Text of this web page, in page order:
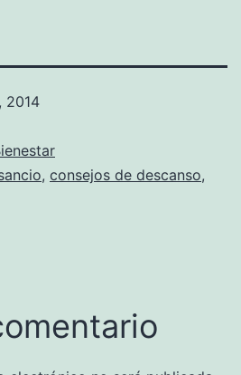
2014
, consejos de descanso,